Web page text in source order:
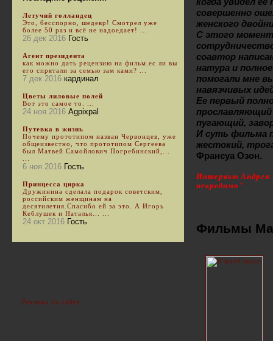
совершенно
женского
С этого
соавтор
натура и
помогали мне
навязчивых
Ее первый
прославляющий
пугающий,
И суть фильма
жестокий,
Франсуа Озон.
Интервью
невредимо"
Фильмы
Летучий голландец
Это, бесспорно, шедевр! Смотрел уже
более 50 раз и всё не надоедает! ...
26 дек 2016 Гость
Агент президента
как можно дать рецензию на фильм.ес ли вы
его спрятали за семью зам ками? ...
7 дек 2016 кардинал
Цветы лиловые полей
Вот это самое то. ...
24 ноя 2016 Agpixpal
Путевка в жизнь
Почему прототипом назван Червонцев, уже
общеизвестно, что прототипом Сергеева
был Матвей Самойлович Погребинский,...
6 ноя 2016 Гость
Принцесса цирка
Дружинина сделала подарок советским,
российским женщинам на
десятилетия.Спасибо ей за это. А Игорь
Кеблушек и Наталья... ...
24 окт 2016 Гость
Реклама на сайте